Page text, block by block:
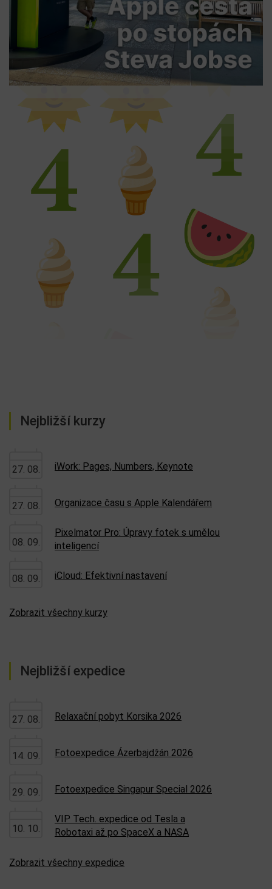
Nejbližší kurzy
27. 08. iWork: Pages, Numbers, Keynote
27. 08. Organizace času s Apple Kalendářem
08. 09.
Pixelmator Pro: Úpravy fotek s umělou
inteligencí
08. 09. iCloud: Efektivní nastavení
Zobrazit všechny kurzy
Nejbližší expedice
27. 08. Relaxační pobyt Korsika 2026
14. 09. Fotoexpedice Ázerbajdžán 2026
29. 09. Fotoexpedice Singapur Special 2026
10. 10.
VIP Tech. expedice od Tesla a
Robotaxi až po SpaceX a NASA
Zobrazit všechny expedice